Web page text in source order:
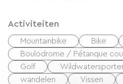
Huisdieren zijn welkom.
verblijven gratis.
Activiteiten
Mountainbike Bike
Boulodrome / Pétanque
Golf
wandelen
Vissen